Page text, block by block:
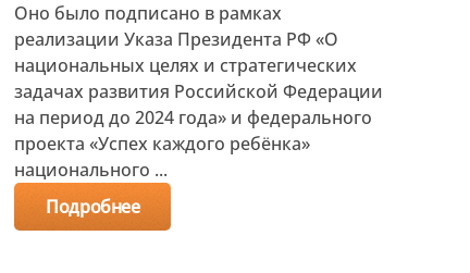
Оно было подписано в рамках
реализации Указа Президента РФ «О
национальных целях и стратегических
задачах развития Российской Федерации
на период до 2024 года» и федерального
проекта «Успех каждого ребёнка»
национального ...
Подробнее